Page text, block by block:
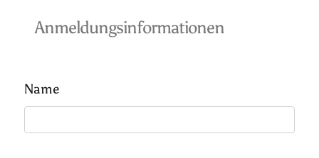
Anmeldungsinformationen
Name